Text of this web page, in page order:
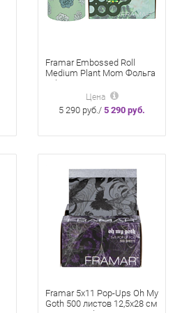
Framar Embossed Roll
Medium Plant Mom Фольга
«Plant Mom» 320 Ft. в
рулоне с тиснением 98 м
Цена
5 290 руб./5 290 руб.
Framar 5x11 Pop-Ups Oh My
Goth 500 листов 12,5x28 см